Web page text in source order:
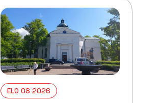
ELO 08 2026